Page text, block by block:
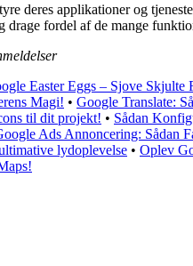
deres applikationer og
fordel af de mange
Easter Eggs – Sjove Skjulte
Magi! • Google Translate:
til dit projekt! • Sådan
Ads Annoncering: Sådan
lydoplevelse • Oplev